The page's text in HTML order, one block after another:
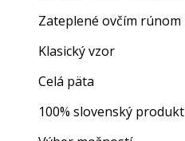
product
page
Zateplené ovčím rúnom
Klasický vzor
Celá päta
100% slovenský produkt